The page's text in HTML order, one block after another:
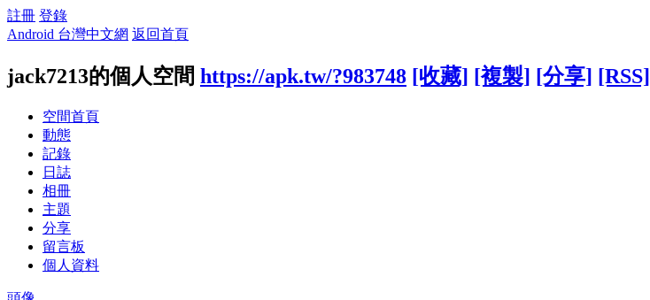
註冊 登錄
Android 台灣中文網 返回首頁
jack7213的個人空間 https://apk.tw/?983748 [收藏] [複製] [分享] [RSS]
空間首頁
動態
記錄
日誌
相冊
主題
分享
留言板
個人資料